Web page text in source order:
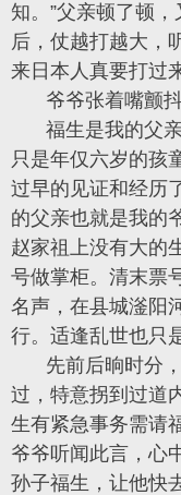
知。”父亲顿了顿
后，仗越打越大，
来日本人真要打过
爷爷张着嘴颤
福生是我的父
只是年仅六岁的孩
过早的见证和经历
的父亲也就是我的
赵家祖上没有大的
号做掌柜。清末票
名声，在县城滏阳
行。适逢乱世也只
先前后晌时分
过，特意拐到过道
生有紧急事务需请
爷爷听闻此言，心
孙子福生，让他快